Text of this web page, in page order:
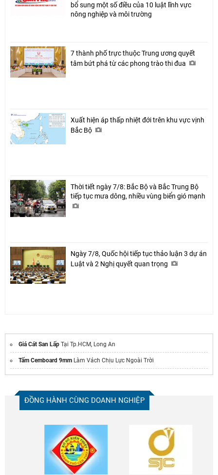
bổ sung một số điều của 10 luật lĩnh vực
nông nghiệp và môi trường
7 thành phố trực thuộc Trung ương quyết
tâm bứt phá từ các phong trào thi đua
Xuất hiện áp thấp nhiệt đới trên khu vực vịnh
Bắc Bộ
Thời tiết ngày 7/8: Bắc Bộ và Bắc Trung Bộ
tiếp tục mưa dông, nhiều vùng biển gió mạnh
Ngày 7/8, Quốc hội tiếp tục thảo luận 3 dự án
Luật và 2 Nghị quyết quan trọng
Giá Cát San Lấp Tại Tp.HCM, Long An
Tấm Cemboard 9mm Làm Vách Chịu Lực Ngoài Trời
ĐỒNG HÀNH CÙNG DOANH NGHIỆP